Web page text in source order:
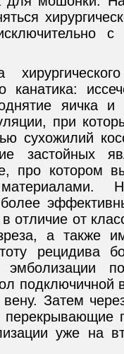
канатика:
яичка и
при
сухожилий
застойных
про котором
отличие от
а также
рецидива
подключичной
Затем
уже на